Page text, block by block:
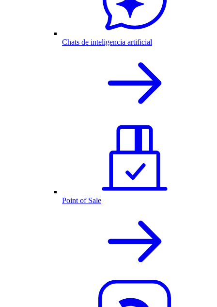
Chats de inteligencia artificial
Point of Sale